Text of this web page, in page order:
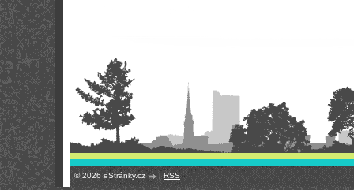
© 2026 eStránky.cz |RSS